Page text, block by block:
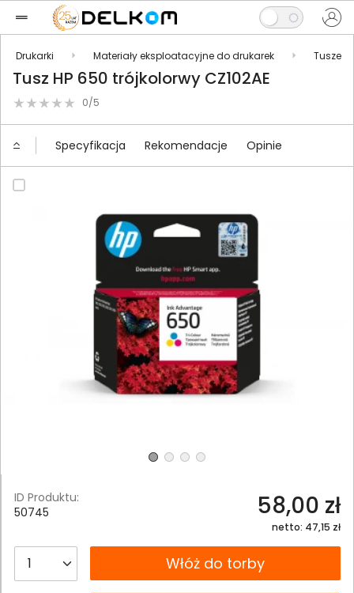
Drukarki Materiały eksploatacyjne do drukarek Tusze
Tusz HP 650 trójkolorwy CZ102AE
0/5
Specyfikacja Rekomendacje Opinie
ID Produktu:
50745
58,00 zł
netto: 47,15 zł
__B2C.PRODUCT.QUANTITYWłóż do torby